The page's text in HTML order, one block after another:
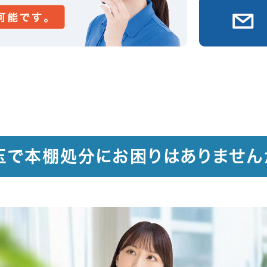
で本棚処分にお困りはありません